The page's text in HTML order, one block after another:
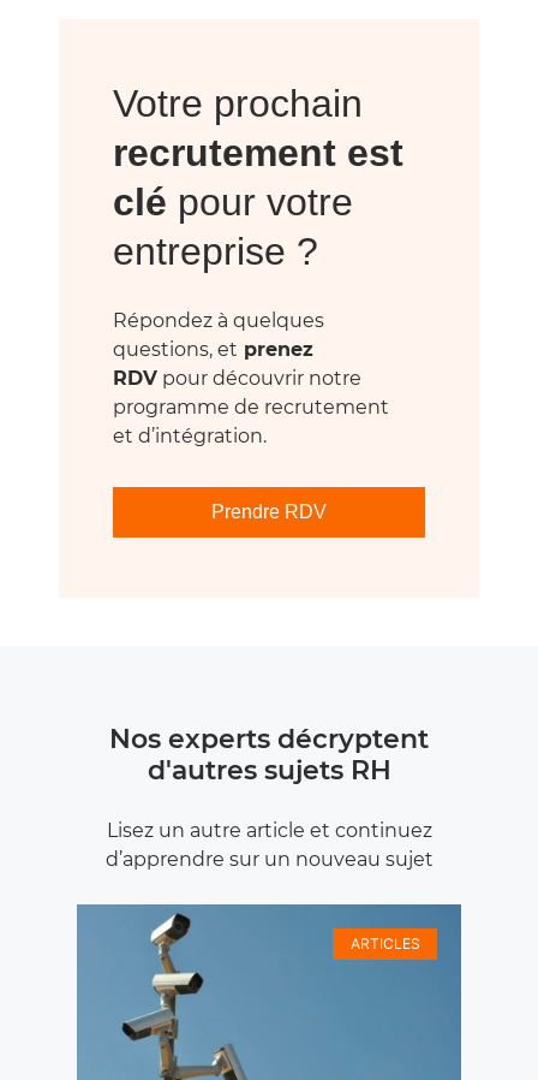
Votre prochain
recrutement est
clé pour votre
entreprise ?
Répondez à quelques
questions, et prenez
RDV pour découvrir notre
programme de recrutement
et d’intégration.
Prendre RDV
Nos experts décryptent
d'autres sujets RH
Lisez un autre article et continuez
d’apprendre sur un nouveau sujet
ARTICLES